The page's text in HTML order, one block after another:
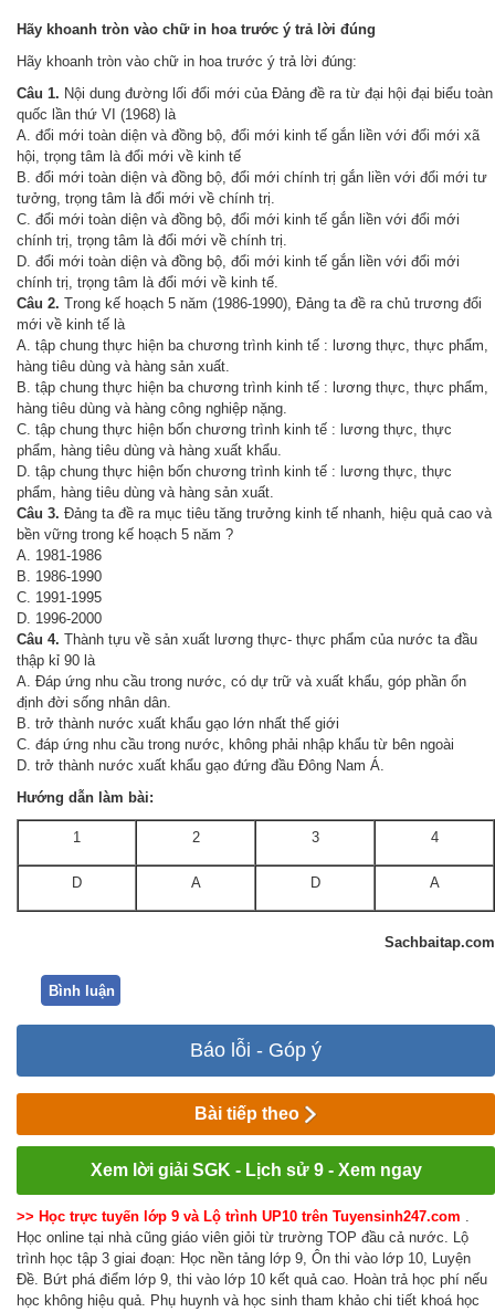
Hãy khoanh tròn vào chữ in hoa trước ý trả lời đúng
Hãy khoanh tròn vào chữ in hoa trước ý trả lời đúng:
Câu 1. Nội dung đường lối đổi mới của Đảng đề ra từ đại hội đại biểu toàn
quốc lần thứ VI (1968) là
A. đổi mới toàn diện và đồng bộ, đổi mới kinh tế gắn liền với đổi mới xã
hội, trọng tâm là đổi mới về kinh tế
B. đổi mới toàn diện và đồng bộ, đổi mới chính trị gắn liền với đổi mới tư
tưởng, trọng tâm là đổi mới về chính trị.
C. đổi mới toàn diện và đồng bộ, đổi mới kinh tế gắn liền với đổi mới
chính trị, trọng tâm là đổi mới về chính trị.
D. đổi mới toàn diện và đồng bộ, đổi mới kinh tế gắn liền với đổi mới
chính trị, trọng tâm là đổi mới về kinh tế.
Câu 2. Trong kế hoạch 5 năm (1986-1990), Đảng ta đề ra chủ trương đổi
mới về kinh tế là
A. tập chung thực hiện ba chương trình kinh tế : lương thực, thực phẩm,
hàng tiêu dùng và hàng sản xuất.
B. tập chung thực hiện ba chương trình kinh tế : lương thực, thực phẩm,
hàng tiêu dùng và hàng công nghiệp nặng.
C. tập chung thực hiện bốn chương trình kinh tế : lương thực, thực
phẩm, hàng tiêu dùng và hàng xuất khẩu.
D. tập chung thực hiện bốn chương trình kinh tế : lương thực, thực
phẩm, hàng tiêu dùng và hàng sản xuất.
Câu 3. Đảng ta đề ra mục tiêu tăng trưởng kinh tế nhanh, hiệu quả cao và
bền vững trong kế hoạch 5 năm ?
A. 1981-1986
B. 1986-1990
C. 1991-1995
D. 1996-2000
Câu 4. Thành tựu về sản xuất lương thực- thực phẩm của nước ta đầu
thập kỉ 90 là
A. Đáp ứng nhu cầu trong nước, có dự trữ và xuất khẩu, góp phần ổn
định đời sống nhân dân.
B. trở thành nước xuất khẩu gạo lớn nhất thế giới
C. đáp ứng nhu cầu trong nước, không phải nhập khẩu từ bên ngoài
D. trở thành nước xuất khẩu gạo đứng đầu Đông Nam Á.
Hướng dẫn làm bài:
1 2 3 4
D A D A
Sachbaitap.com
Bình luận
Báo lỗi - Góp ý
Bài tiếp theo
Xem lời giải SGK - Lịch sử 9 - Xem ngay
>> Học trực tuyến lớp 9 và Lộ trình UP10 trên Tuyensinh247.com .
Học online tại nhà cũng giáo viên giỏi từ trường TOP đầu cả nước. Lộ
trình học tập 3 giai đoạn: Học nền tảng lớp 9, Ôn thi vào lớp 10, Luyện
Đề. Bứt phá điểm lớp 9, thi vào lớp 10 kết quả cao. Hoàn trả học phí nếu
học không hiệu quả. Phụ huynh và học sinh tham khảo chi tiết khoá học